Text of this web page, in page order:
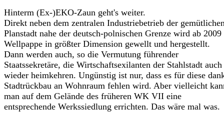
Hinterm (Ex-)EKO-Zaun geht's weiter.
Direkt neben dem zentralen Industriebetrieb der
Planstadt nahe der deutsch-polnischen Grenze wird ab 2009
Wellpappe in größter Dimension gewellt und hergestellt.
Dann werden auch, so die Vermutung führender
Staatssekretäre, die Wirtschaftsexilanten der Stahlstadt auch
wieder heimkehren. Ungünstig ist nur, dass es für diese
Stadtrückbau an Wohnraum fehlen wird. Aber vielleicht
man auf dem Gelände des früheren WK VII eine
entsprechende Werkssiedlung errichten. Das wäre mal was.